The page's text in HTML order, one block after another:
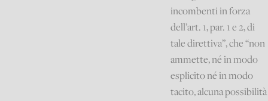
incombenti in forza
dell’art. 1, par. 1 e 2, di
tale direttiva”, che “non
ammette, né in modo
esplicito né in modo
tacito, alcuna possibilità